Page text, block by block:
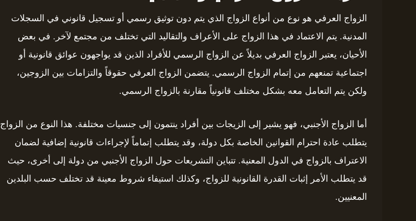
الزواج العرفي هو نوع من أنواع الزواج الذي يتم دون توثيق رسمي أو تسجيل قانوني في السجلات
المدنية. يتم الاعتماد في هذا الزواج على الأعراف والتقاليد التي تختلف من مجتمع لآخر. في بعض
الأحيان، يعتبر الزواج العرفي بديلاً عن الزواج الرسمي للأفراد الذين قد يواجهون عوائق قانونية أو
اجتماعية تمنعهم من إتمام الزواج الرسمي. يتضمن الزواج العرفي حقوقاً والتزامات بين الزوجين،
ولكن يتم التعامل معه بشكل مختلف قانونياً مقارنة بالزواج الرسمي.
أما الزواج الأجنبي، فهو يشير إلى الزيجات بين أفراد ينتمون إلى جنسيات مختلفة. هذا النوع من الزواج
يتطلب عادة احترام القوانين الخاصة بكل دولة، وقد يتطلب إتماماً لإجراءات قانونية إضافية لضمان
الاعتراف بالزواج في الدول المعنية. تتباين التشريعات حول الزواج الأجنبي من دولة إلى أخرى، حيث
قد يتطلب الأمر إثبات القدرة القانونية للزواج، وكذلك استيفاء شروط معينة قد تختلف حسب البلدين
المعنيين.